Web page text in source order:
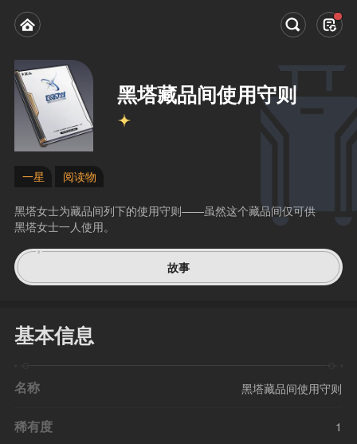
黑塔藏品间使用守则
一星 阅读物
黑塔女士为藏品间列下的使用守则——虽然这个藏品间仅可供
黑塔女士一人使用。
故事
基本信息
名称 黑塔藏品间使用守则
稀有度 1